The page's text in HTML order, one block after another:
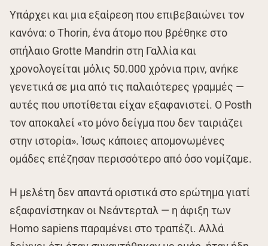
Υπάρχει και μια εξαίρεση που επιβεβαιώνει τον
κανόνα: ο Thorin, ένα άτομο που βρέθηκε στο
σπήλαιο Grotte Mandrin στη Γαλλία και
χρονολογείται μόλις 50.000 χρόνια πριν, ανήκε
γενετικά σε μια από τις παλαιότερες γραμμές —
αυτές που υποτίθεται είχαν εξαφανιστεί. Ο Posth
τον αποκαλεί «το μόνο δείγμα που δεν ταιριάζει
στην ιστορία». Ίσως κάποιες απομονωμένες
ομάδες επέζησαν περισσότερο από όσο νομίζαμε.
Η μελέτη δεν απαντά οριστικά στο ερώτημα γιατί
εξαφανίστηκαν οι Νεάντερταλ — η άφιξη των
Homo sapiens παραμένει στο τραπέζι. Αλλά